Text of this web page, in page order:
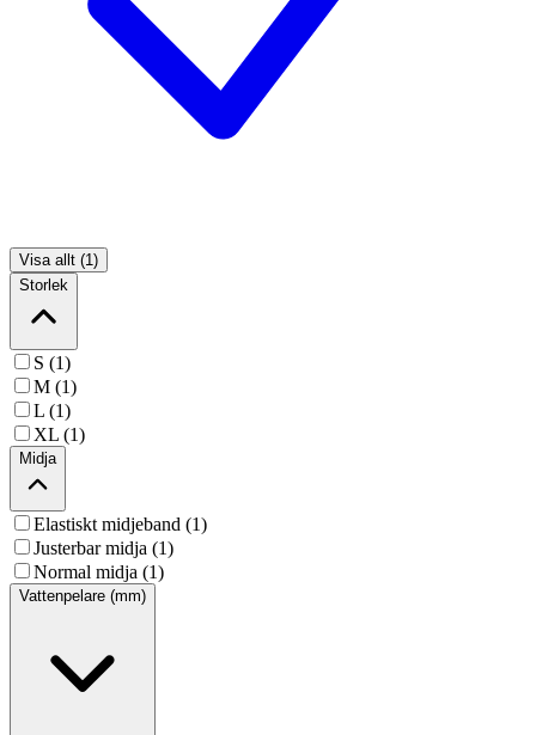
Visa allt (1)
Storlek
S (1)
M (1)
L (1)
XL (1)
Midja
Elastiskt midjeband (1)
Justerbar midja (1)
Normal midja (1)
Vattenpelare (mm)